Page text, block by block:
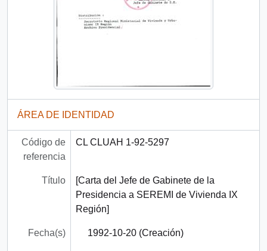
ÁREA DE IDENTIDAD
Código de
referencia
CL CLUAH 1-92-5297
Título
[Carta del Jefe de Gabinete de la
Presidencia a SEREMI de Vivienda IX
Región]
Fecha(s) 1992-10-20 (Creación)